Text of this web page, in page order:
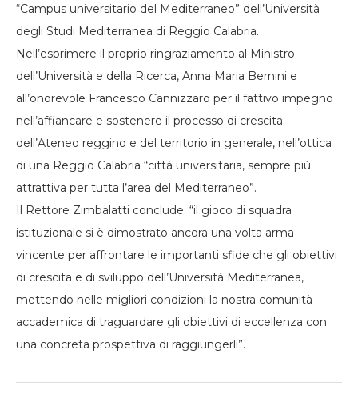
“Campus universitario del Mediterraneo” dell’Università
degli Studi Mediterranea di Reggio Calabria.
Nell’esprimere il proprio ringraziamento al Ministro
dell’Università e della Ricerca, Anna Maria Bernini e
all’onorevole Francesco Cannizzaro per il fattivo impegno
nell’affiancare e sostenere il processo di crescita
dell’Ateneo reggino e del territorio in generale, nell’ottica
di una Reggio Calabria “città universitaria, sempre più
attrattiva per tutta l’area del Mediterraneo”.
Il Rettore Zimbalatti conclude: “il gioco di squadra
istituzionale si è dimostrato ancora una volta arma
vincente per affrontare le importanti sfide che gli obiettivi
di crescita e di sviluppo dell’Università Mediterranea,
mettendo nelle migliori condizioni la nostra comunità
accademica di traguardare gli obiettivi di eccellenza con
una concreta prospettiva di raggiungerli”.